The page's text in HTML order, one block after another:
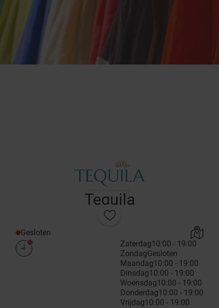
Tequila
Gesloten
Zaterdag10:00 - 19:00
ZondagGesloten
Maandag10:00 - 19:00
Dinsdag10:00 - 19:00
Woensdag10:00 - 19:00
Donderdag10:00 - 19:00
Vrijdag10:00 - 19:00